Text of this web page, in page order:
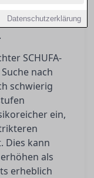
Datenschutzerklärung
die
unnötige
SCHUFA-
nach
schwierig
ein,
Dies kann
als
erheblich